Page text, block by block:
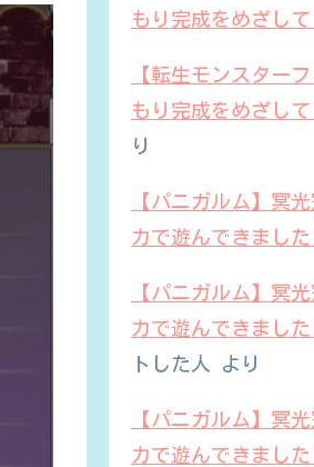
もり完成をめざして
【転生モンスター
もり完成をめざして
り
【パニガルム】冥
カで遊んできました
【パニガルム】冥
カで遊んできました
トした人
より
【パニガルム】冥
カで遊んできました